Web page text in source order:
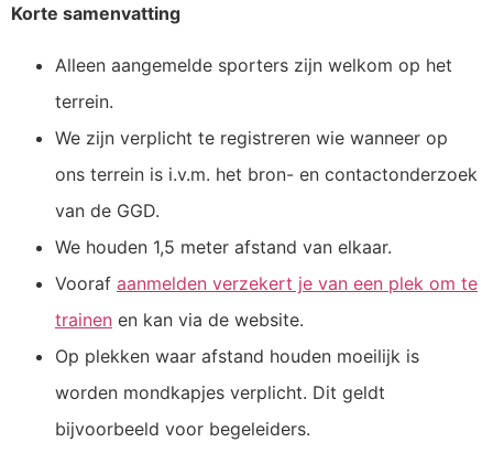
Korte samenvatting
Alleen aangemelde sporters zijn welkom op het
terrein.
We zijn verplicht te registreren wie wanneer op
ons terrein is i.v.m. het bron- en contactonderzoek
van de GGD.
We houden 1,5 meter afstand van elkaar.
Vooraf aanmelden verzekert je van een plek om te
trainen en kan via de website.
Op plekken waar afstand houden moeilijk is
worden mondkapjes verplicht. Dit geldt
bijvoorbeeld voor begeleiders.